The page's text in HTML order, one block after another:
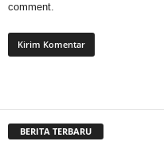
comment.
BERITA TERBARU